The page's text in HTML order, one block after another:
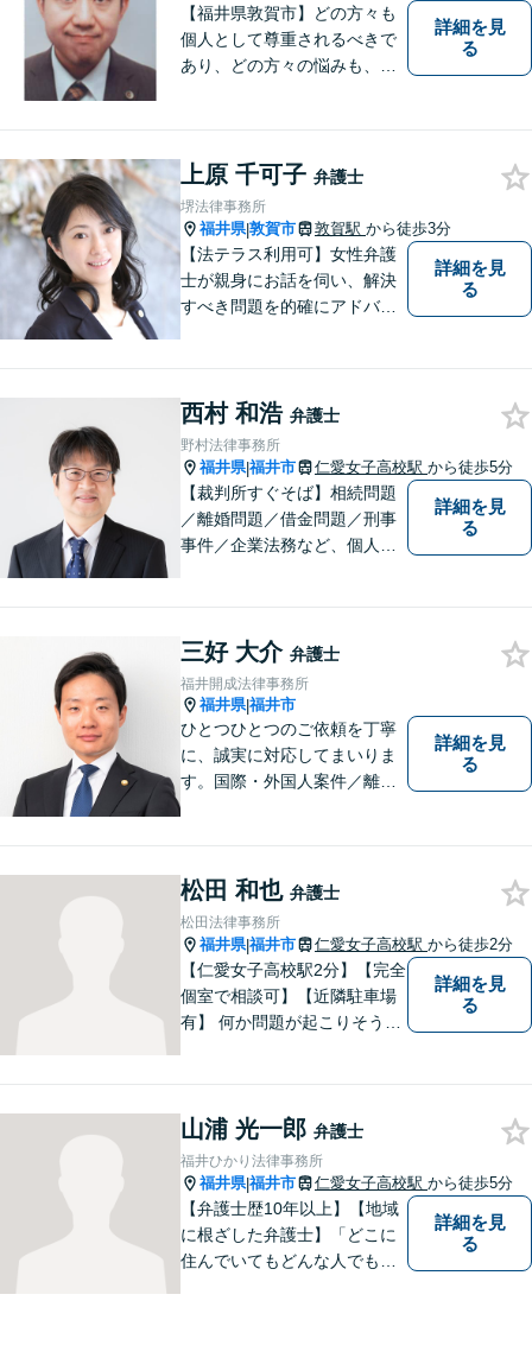
【福井県敦賀市】どの方々も
個人として尊重されるべきで
あり、どの方々の悩みも、そ
識の壁も越えて、解決が図ら
れる必要があります。
詳細を見
る
上原 千可子 弁護士
堺法律事務所
福井県|敦賀市 敦賀駅 から徒歩3分
【法テラス利用可】女性弁護
士が親身にお話を伺い、解決
すべき問題を的確にアドバイ
実績があります。まずはお気
軽にお問い合わせください。
詳細を見
る
西村 和浩 弁護士
野村法律事務所
福井県|福井市 仁愛女子高校駅 から徒歩5分
【裁判所すぐそば】相続問題
／離婚問題／借金問題／刑事
事件／企業法務など、個人・
お気軽にご相談ください。
【法テラス利用可】【完全個
室】【夜間・休日面談可】
詳細を見
る
三好 大介 弁護士
福井開成法律事務所
福井県|福井市
ひとつひとつのご依頼を丁寧
に、誠実に対応してまいりま
す。国際・外国人案件／離
故／刑事弁護・犯罪被害者な
ど、幅広く対応可能。お気軽
にご相談ください。
詳細を見
る
松田 和也 弁護士
松田法律事務所
福井県|福井市 仁愛女子高校駅 から徒歩2分
【仁愛女子高校駅2分】【完全
個室で相談可】【近隣駐車場
有】 何か問題が起こりそうと
問に思ったときには、迷わず
すぐにご相談ください。一緒
に解決の方法を考えましょ
う。
詳細を見
る
山浦 光一郎 弁護士
福井ひかり法律事務所
福井県|福井市 仁愛女子高校駅 から徒歩5分
【弁護士歴10年以上】【地域
に根ざした弁護士】「どこに
住んでいてもどんな人でも等
詳細を見
る